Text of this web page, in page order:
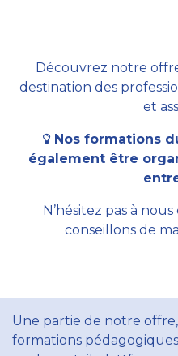
Découvrez notre
destination des
et
Nos formations
également être
N’hésitez pas à
conseillons de
Une partie de notre
formations